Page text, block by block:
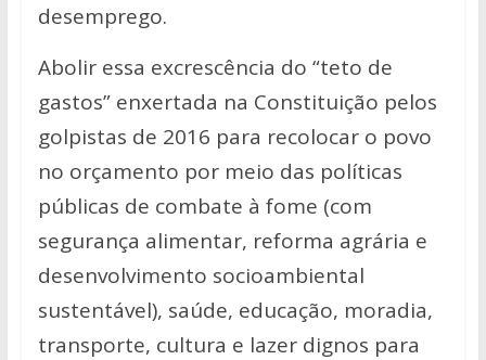
desemprego.
Abolir essa excrescência do “teto de
gastos” enxertada na Constituição pelos
golpistas de 2016 para recolocar o povo
no orçamento por meio das políticas
públicas de combate à fome (com
segurança alimentar, reforma agrária e
desenvolvimento socioambiental
sustentável), saúde, educação, moradia,
transporte, cultura e lazer dignos para